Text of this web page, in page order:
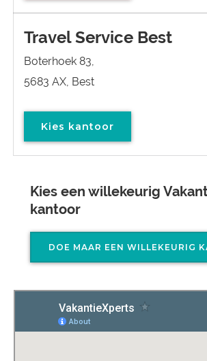
Travel Service Best
Boterhoek 83,
5683 AX, Best
Kies kantoor
Kies een willekeurig
kantoor